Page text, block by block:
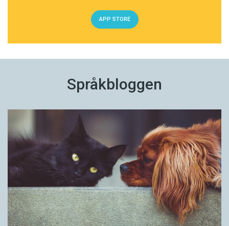
APP STORE
Språkbloggen